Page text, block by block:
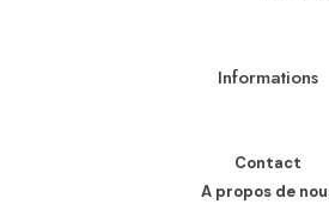
Informations
Contact
A propos de